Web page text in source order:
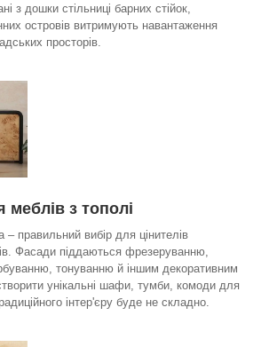
з дошки стільниці барних стійок,
островів витримують навантаження
просторів.
з тополі
правильний вибір для цінителів
Фасади піддаються фрезеруванню,
тонуванню й іншим декоративним
унікальні шафи, тумби, комоди для
інтер'єру буде не складно.